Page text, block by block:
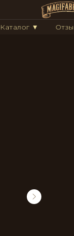
Каталог ▼